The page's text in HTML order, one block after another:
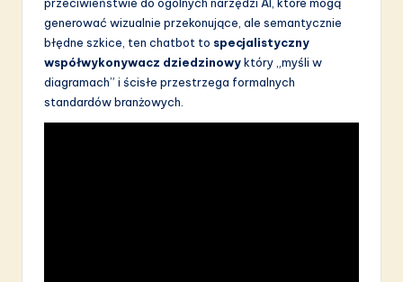
&
S
o
generować wizualnie przekonujące, ale semantycznie
błędne szkice, ten chatbot to specjalistyczny
współwykonywacz dziedzinowyktóry „myśli w
diagramach” i ścisłe przestrzega formalnych
standardów branżowych.